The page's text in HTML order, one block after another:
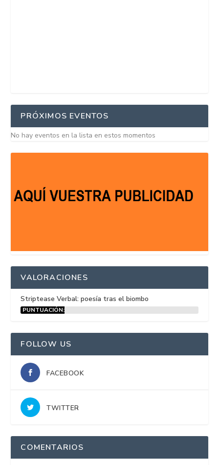
PRÓXIMOS EVENTOS
No hay eventos en la lista en estos momentos
VALORACIONES
Striptease Verbal: poesía tras el biombo
PUNTUACIÓN:
FOLLOW US
FACEBOOK
TWITTER
COMENTARIOS